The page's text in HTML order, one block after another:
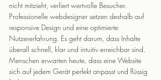
nicht mitzieht, verliert wertvolle Besucher.
Professionelle webdesigner setzen deshalb auf
responsive Design und eine optimierte
Nutzererfahrung. Es geht darum, dass Inhalte
überall schnell, klar und intuitiv erreichbar sind.
Menschen erwarten heute, dass eine Website
sich auf jedem Gerät perfekt anpasst und flüssig